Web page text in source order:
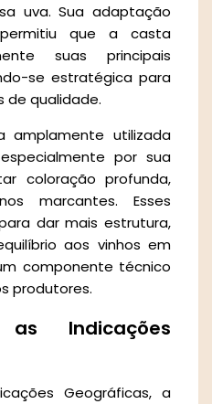
uva. Sua adaptação
que a casta
suas principais
se estratégica para
de qualidade.
amplamente utilizada
por sua
coloração profunda,
marcantes. Esses
dar mais estrutura,
aos vinhos em
componente técnico
produtores.
Indicações
Geográficas, a